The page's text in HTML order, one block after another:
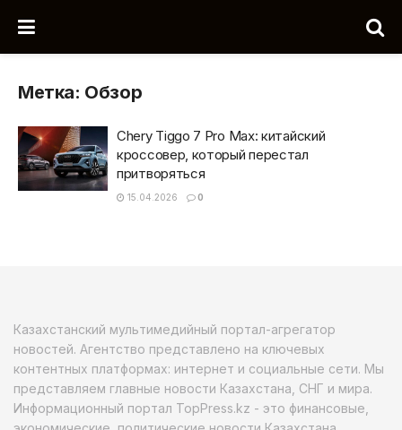
Метка: Обзор
Chery Tiggo 7 Pro Max: китайский
кроссовер, который перестал
притворяться
15.04.2026 0
Казахстанский мультимедийный портал-агрегатор
новостей. Агентство представлено на ключевых
контентных платформах: интернет и социальные сети. Мы
представляем главные новости Казахстана, СНГ и мира.
Информационный портал TopPress.kz - это финансовые,